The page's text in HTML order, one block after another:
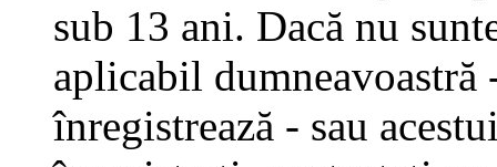
sub 13 ani. Dacă nu
aplicabil dumneavoastră
înregistrează - sau